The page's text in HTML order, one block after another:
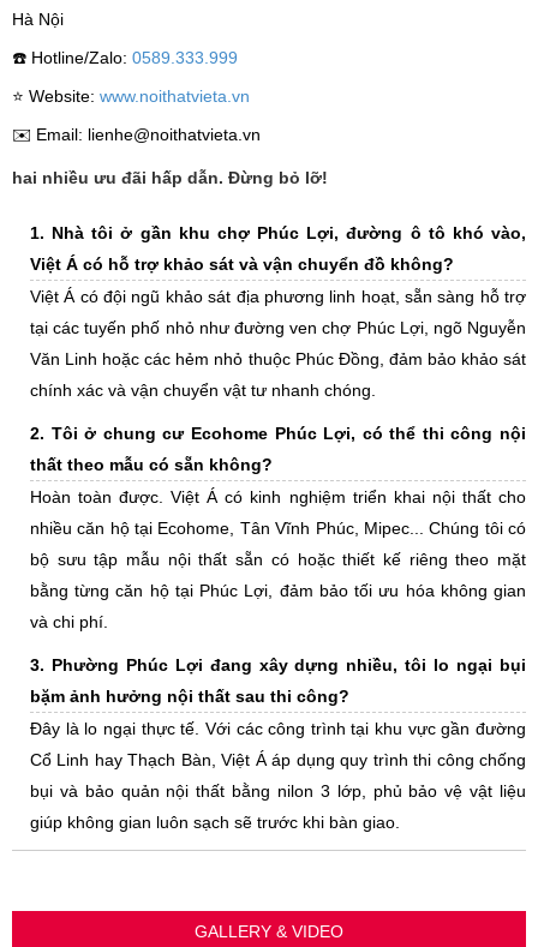
Hà Nội
☎️ Hotline/Zalo: 0589.333.999
⭐️ Website: www.noithatvieta.vn
✉️ Email: lienhe@noithatvieta.vn
hai nhiều ưu đãi hấp dẫn. Đừng bỏ lỡ!
1. Nhà tôi ở gần khu chợ Phúc Lợi, đường ô tô khó vào,
Việt Á có hỗ trợ khảo sát và vận chuyển đồ không?
Việt Á có đội ngũ khảo sát địa phương linh hoạt, sẵn sàng hỗ trợ
tại các tuyến phố nhỏ như đường ven chợ Phúc Lợi, ngõ Nguyễn
Văn Linh hoặc các hẻm nhỏ thuộc Phúc Đồng, đảm bảo khảo sát
chính xác và vận chuyển vật tư nhanh chóng.
2. Tôi ở chung cư Ecohome Phúc Lợi, có thể thi công nội
thất theo mẫu có sẵn không?
Hoàn toàn được. Việt Á có kinh nghiệm triển khai nội thất cho
nhiều căn hộ tại Ecohome, Tân Vĩnh Phúc, Mipec... Chúng tôi có
bộ sưu tập mẫu nội thất sẵn có hoặc thiết kế riêng theo mặt
bằng từng căn hộ tại Phúc Lợi, đảm bảo tối ưu hóa không gian
và chi phí.
3. Phường Phúc Lợi đang xây dựng nhiều, tôi lo ngại bụi
bặm ảnh hưởng nội thất sau thi công?
Đây là lo ngại thực tế. Với các công trình tại khu vực gần đường
Cổ Linh hay Thạch Bàn, Việt Á áp dụng quy trình thi công chống
bụi và bảo quản nội thất bằng nilon 3 lớp, phủ bảo vệ vật liệu
giúp không gian luôn sạch sẽ trước khi bàn giao.
GALLERY & VIDEO